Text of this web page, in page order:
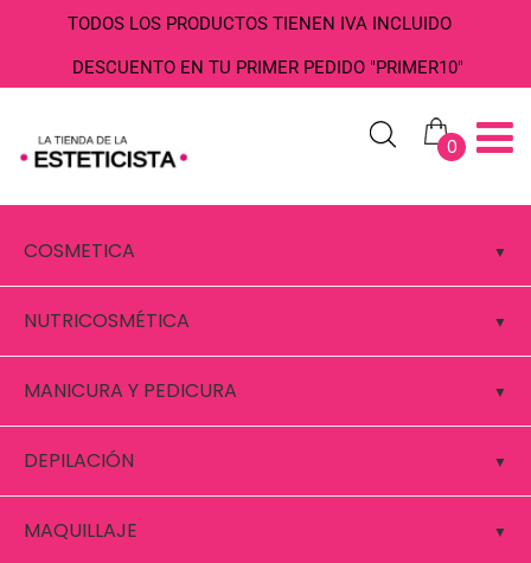
TODOS LOS PRODUCTOS TIENEN IVA INCLUIDO
DESCUENTO EN TU PRIMER PEDIDO "PRIMER10"
0
COSMETICA
NUTRICOSMÉTICA
MANICURA Y PEDICURA
DEPILACIÓN
MAQUILLAJE